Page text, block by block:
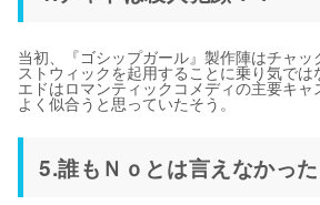
当初、『ゴシップガール』製作陣はチャッ
ストウィックを起用することに乗り気では
エドはロマンティックコメディの主要キ
よく似合うと思っていたそう。
5.誰もＮｏとは言えなかっ